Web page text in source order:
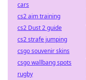
cars
cs2 aim training
cs2 Dust 2 guide
cs2 strafe jumping
csgo souvenir skins
csgo wallbang spots
rugby